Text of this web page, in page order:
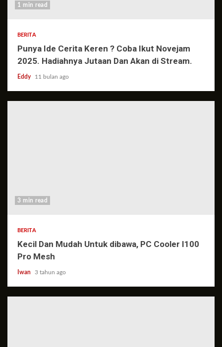
1 min read
BERITA
Punya Ide Cerita Keren ? Coba Ikut Novejam
2025. Hadiahnya Jutaan Dan Akan di Stream.
Eddy 11 bulan ago
3 min read
BERITA
Kecil Dan Mudah Untuk dibawa, PC Cooler I100
Pro Mesh
Iwan 3 tahun ago